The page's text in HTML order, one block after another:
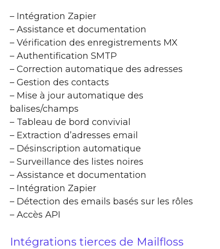
– Intégration Zapier
– Assistance et documentation
– Vérification des enregistrements MX
– Authentification SMTP
– Correction automatique des adresses
– Gestion des contacts
– Mise à jour automatique des
balises/champs
– Tableau de bord convivial
– Extraction d’adresses email
– Désinscription automatique
– Surveillance des listes noires
– Assistance et documentation
– Intégration Zapier
– Détection des emails basés sur les rôles
– Accès API
Intégrations tierces de Mailfloss